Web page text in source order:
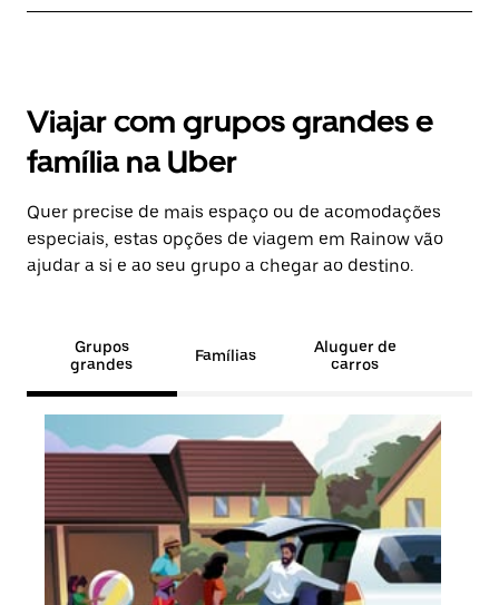
Viajar com grupos grandes e
família na Uber
Quer precise de mais espaço ou de acomodações
especiais, estas opções de viagem em Rainow vão
ajudar a si e ao seu grupo a chegar ao destino.
Grupos
grandes
Famílias
Aluguer de
carros